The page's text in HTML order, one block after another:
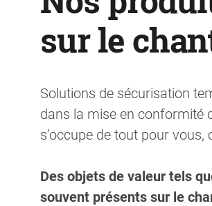
sur le
Solutions de sécurisation
dans la mise en conformité
s’occupe de tout pour
Des objets de valeur tels
souvent présents sur le